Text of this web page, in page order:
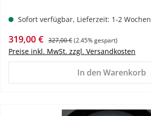
Sofort verfügbar, Lieferzeit: 1-2 Wochen
Verkaufspreis:
319,00 € Regulärer Preis:
327,00 €(2.45% gespart)
Preise inkl. MwSt. zzgl. Versandkosten
In den Warenkorb